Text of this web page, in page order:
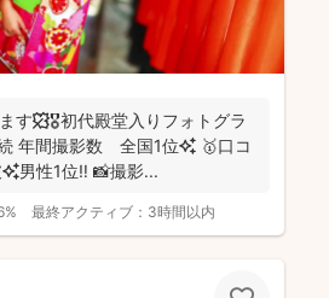
す🍁🎖初代殿堂入りフォトグラ
男性1位‼️ 📸撮影...
最終アクティブ： 3時間以内